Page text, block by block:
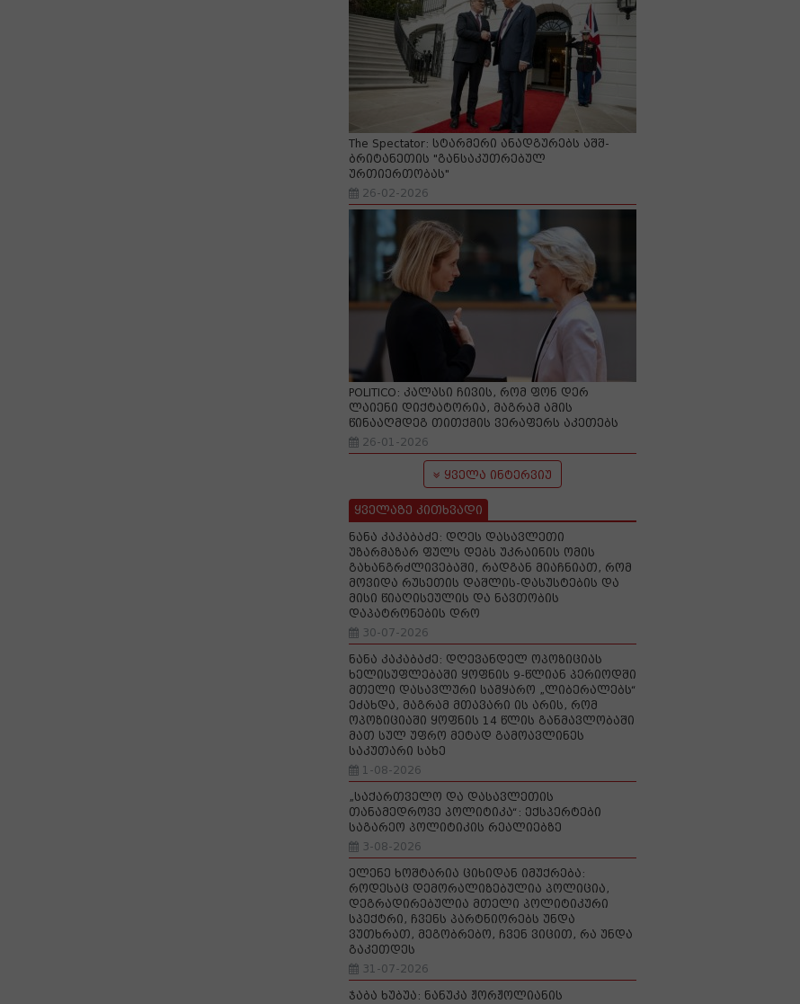
The Spectator: სტარმერი ანადგურებს აშშ-
ბრიტანეთის "განსაკუთრებულ
ურთიერთობას"
26-02-2026
POLITICO: კალასი ჩივის, რომ ფონ დერ
ლაიენი დიქტატორია, მაგრამ ამის
წინააღმდეგ თითქმის ვერაფერს აკეთებს
26-01-2026
ყველა ინტერვიუ
ყველაზე კითხვადი
ნანა კაკაბაძე: დღეს დასავლეთი
უზარმაზარ ფულს დებს უკრაინის ომის
გახანგრძლივებაში, რადგან მიაჩნიათ, რომ
მოვიდა რუსეთის დაშლის-დასუსტების და
მისი წიაღისეულის და ნავთობის
დაპატრონების დრო
30-07-2026
ნანა კაკაბაძე: დღევანდელ ოპოზიციას
ხელისუფლებაში ყოფნის 9-წლიან პერიოდში
მთელი დასავლური სამყარო „ლიბერალებს“
ეძახდა, მაგრამ მთავარი ის არის, რომ
ოპოზიციაში ყოფნის 14 წლის განმავლობაში
მათ სულ უფრო მეტად გამოავლინეს
საკუთარი სახე
1-08-2026
„საქართველო და დასავლეთის
თანამედროვე პოლიტიკა“: ექსპერტები
საგარეო პოლიტიკის რეალიებზე
3-08-2026
ელენე ხოშტარია ციხიდან იმუქრება:
როდესაც დემორალიზებულია პოლიცია,
დეგრადირებულია მთელი პოლიტიკური
სპექტრი, ჩვენს პარტნიორებს უნდა
ვუთხრათ, მეგობრებო, ჩვენ ვიცით, რა უნდა
გაკეთდეს
31-07-2026
ჯაბა ხუბუა: ნანუკა ჟორჟოლიანის